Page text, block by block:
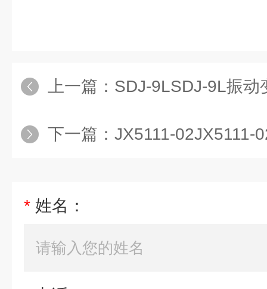
上一篇： SDJ-9LSDJ-9L振动
下一篇： JX5111-02JX5111-
* 姓名：